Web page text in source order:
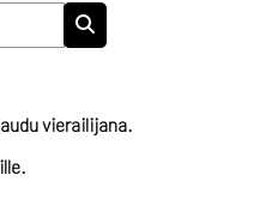
Search courses
vierailijana.